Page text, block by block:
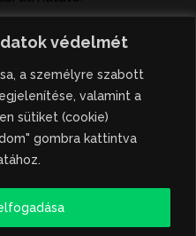
védelmét
a személyre szabott
valamint a
sütiket (cookie)
gombra kattintva
internetes hírportálon
és minden egyéb
Nándor Kulturális
amely szellemi
törvények védik. A
és polgári jogi
után. A hírportálon
fotók átvétele kizárólag
forrás megjelölésével